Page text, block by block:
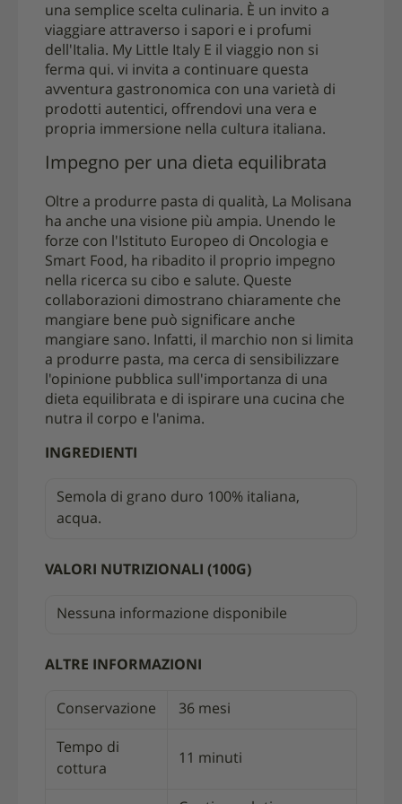
una semplice scelta culinaria. È un invito a
viaggiare attraverso i sapori e i profumi
dell'Italia. My Little Italy E il viaggio non si
ferma qui. vi invita a continuare questa
avventura gastronomica con una varietà di
prodotti autentici, offrendovi una vera e
propria immersione nella cultura italiana.
Impegno per una dieta equilibrata
Oltre a produrre pasta di qualità, La Molisana
ha anche una visione più ampia. Unendo le
forze con l'Istituto Europeo di Oncologia e
Smart Food, ha ribadito il proprio impegno
nella ricerca su cibo e salute. Queste
collaborazioni dimostrano chiaramente che
mangiare bene può significare anche
mangiare sano. Infatti, il marchio non si limita
a produrre pasta, ma cerca di sensibilizzare
l'opinione pubblica sull'importanza di una
dieta equilibrata e di ispirare una cucina che
nutra il corpo e l'anima.
INGREDIENTI
Semola di grano duro 100% italiana,
acqua.
VALORI NUTRIZIONALI (100G)
Nessuna informazione disponibile
ALTRE INFORMAZIONI
Conservazione 36 mesi
Tempo di
cottura
11 minuti